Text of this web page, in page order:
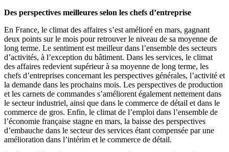
Des perspectives meilleures selon les chefs d’entreprise
En France, le climat des affaires s’est amélioré en mars, gagnant
deux points sur le mois pour retrouver le niveau de sa moyenne de
long terme. Le sentiment est meilleur dans l’ensemble des secteurs
d’activités, à l’exception du bâtiment. Dans les services, le climat
des affaires redevient supérieur à sa moyenne de long terme, les
chefs d’entreprises concernant les perspectives générales, l’activité et
la demande dans les prochains mois. Les perspectives de production
et les carnets de commandes s’améliorent également nettement dans
le secteur industriel, ainsi que dans le commerce de détail et dans le
commerce de gros. Enfin, le climat de l’emploi dans l’ensemble de
l’économie française stagne en mars, la baisse des perspectives
d’embauche dans le secteur des services étant compensée par une
amélioration dans l’intérim et le commerce de détail.